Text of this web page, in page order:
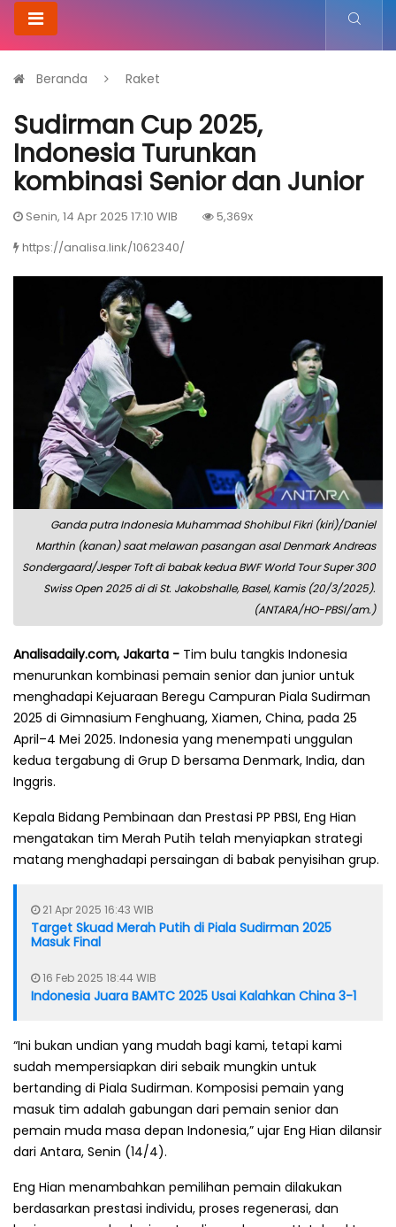
Beranda Raket
Sudirman Cup 2025,
Indonesia Turunkan
kombinasi Senior dan Junior
Senin, 14 Apr 2025 17:10 WIB
5,369x
https://analisa.link/1062340/
Ganda putra Indonesia Muhammad Shohibul Fikri (kiri)/Daniel
Marthin (kanan) saat melawan pasangan asal Denmark Andreas
Sondergaard/Jesper Toft di babak kedua BWF World Tour Super 300
Swiss Open 2025 di di St. Jakobshalle, Basel, Kamis (20/3/2025).
(ANTARA/HO-PBSI/am.)
Analisadaily.com, Jakarta - Tim bulu tangkis Indonesia
menurunkan kombinasi pemain senior dan junior untuk
menghadapi Kejuaraan Beregu Campuran Piala Sudirman
2025 di Gimnasium Fenghuang, Xiamen, China, pada 25
April–4 Mei 2025. Indonesia yang menempati unggulan
kedua tergabung di Grup D bersama Denmark, India, dan
Inggris.
Kepala Bidang Pembinaan dan Prestasi PP PBSI, Eng Hian
mengatakan tim Merah Putih telah menyiapkan strategi
matang menghadapi persaingan di babak penyisihan grup.
21 Apr 2025 16:43 WIB
Target Skuad Merah Putih di Piala Sudirman 2025
Masuk Final
16 Feb 2025 18:44 WIB
Indonesia Juara BAMTC 2025 Usai Kalahkan China 3-1
“Ini bukan undian yang mudah bagi kami, tetapi kami
sudah mempersiapkan diri sebaik mungkin untuk
bertanding di Piala Sudirman. Komposisi pemain yang
masuk tim adalah gabungan dari pemain senior dan
pemain muda masa depan Indonesia,” ujar Eng Hian dilansir
dari Antara, Senin (14/4).
Eng Hian menambahkan pemilihan pemain dilakukan
berdasarkan prestasi individu, proses regenerasi, dan